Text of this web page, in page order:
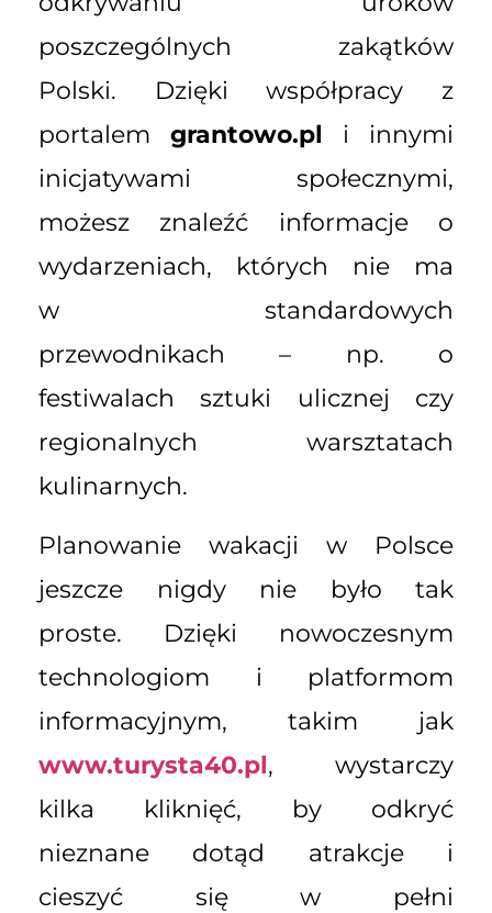
poszczególnych zakątków
Polski. Dzięki współpracy z
portalem grantowo.pl i innymi
inicjatywami społecznymi,
możesz znaleźć informacje o
wydarzeniach, których nie ma
w standardowych
przewodnikach – np. o
festiwalach sztuki ulicznej czy
regionalnych warsztatach
kulinarnych.
Planowanie wakacji w Polsce
jeszcze nigdy nie było tak
proste. Dzięki nowoczesnym
technologiom i platformom
informacyjnym, takim jak
www.turysta40.pl, wystarczy
kilka kliknięć, by odkryć
nieznane dotąd atrakcje i
cieszyć się w pełni